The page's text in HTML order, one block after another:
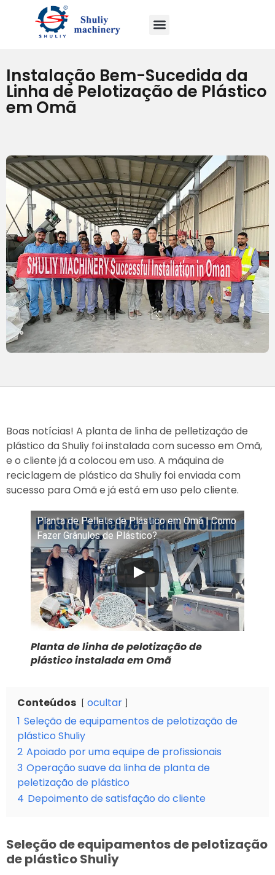
Instalação Bem-Sucedida da
Linha de Pelotização de Plástico
em Omã
Boas notícias! A planta de linha de pelletização de
plástico da Shuliy foi instalada com sucesso em Omã,
e o cliente já a colocou em uso. A máquina de
reciclagem de plástico da Shuliy foi enviada com
sucesso para Omã e já está em uso pelo cliente.
Planta de Pellets de Plástico em Omã | Como
Fazer Grânulos de Plástico?
Planta de linha de pelotização de
plástico instalada em Omã
Conteúdos
ocultar
1 Seleção de equipamentos de pelotização de
plástico Shuliy
2 Apoiado por uma equipe de profissionais
3 Operação suave da linha de planta de
peletização de plástico
4 Depoimento de satisfação do cliente
Seleção de equipamentos de pelotização
de plástico Shuliy